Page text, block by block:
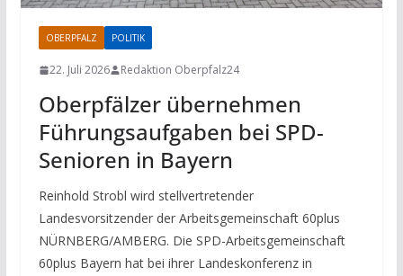
OBERPFALZ POLITIK
22. Juli 2026 Redaktion Oberpfalz24
Oberpfälzer übernehmen
Führungsaufgaben bei SPD-
Senioren in Bayern
Reinhold Strobl wird stellvertretender
Landesvorsitzender der Arbeitsgemeinschaft 60plus
NÜRNBERG/AMBERG. Die SPD-Arbeitsgemeinschaft
60plus Bayern hat bei ihrer Landeskonferenz in